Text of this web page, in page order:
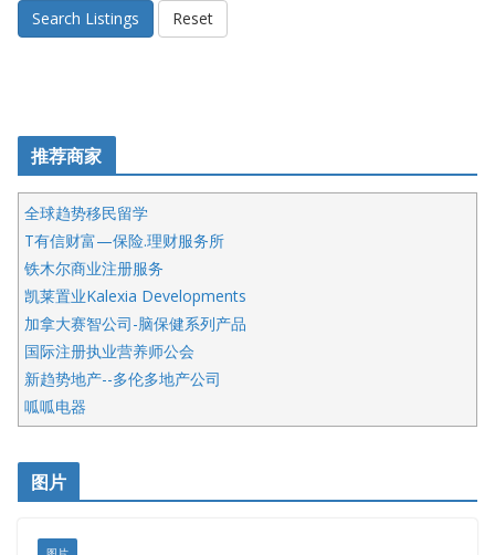
Search Listings Reset
推荐商家
全球趋势移民留学
T有信财富—保险.理财服务所
铁木尔商业注册服务
凯莱置业Kalexia Developments
加拿大赛智公司-脑保健系列产品
国际注册执业营养师公会
新趋势地产--多伦多地产公司
呱呱电器
开明车行KS CAR SALES & SERVICE
皇后金融集团
铁木尔商业注册服务
图片